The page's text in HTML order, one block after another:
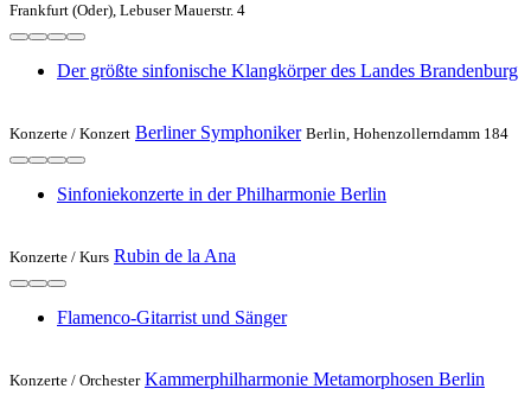
Frankfurt (Oder), Lebuser Mauerstr. 4
Der größte sinfonische Klangkörper des Landes Brandenburg
Konzerte / Konzert Berliner Symphoniker Berlin, Hohenzollerndamm 184
Sinfoniekonzerte in der Philharmonie Berlin
Konzerte / Kurs Rubin de la Ana
Flamenco-Gitarrist und Sänger
Konzerte / Orchester Kammerphilharmonie Metamorphosen Berlin